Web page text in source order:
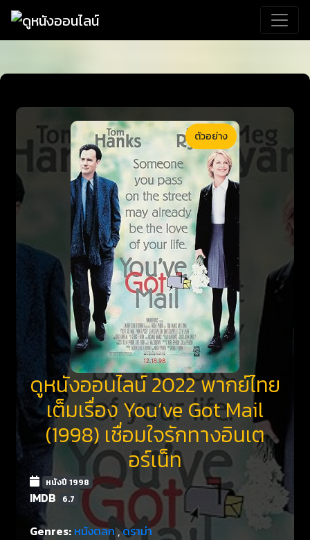
ตัวอย่าง
ดูหนังออนไลน์ 2022 พากย์ไทย
เต็มเรื่อง You’ve Got Mail
(1998) เชื่อมใจรักทางอินเต
อร์เน็ท
หนังปี 1998
IMDB 6.7
Genres: หนังตลก,ดราม่า